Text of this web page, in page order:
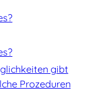
gibt
Prozeduren